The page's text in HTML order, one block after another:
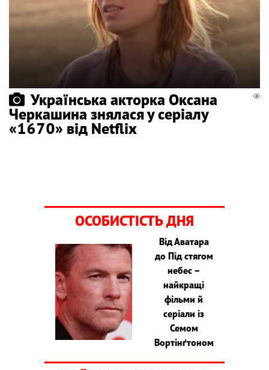
Українська акторка Оксана
Черкашина знялася у серіалу
«1670» від Netflix
ОСОБИСТІСТЬ ДНЯ
Від Аватара
до Під стягом
небес –
найкращі
фільми й
серіали із
Семом
Вортінґтоном